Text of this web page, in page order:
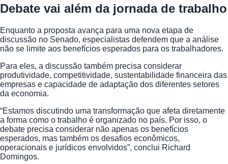
Debate vai além da jornada de trabalho
Enquanto a proposta avança para uma nova etapa de
discussão no Senado, especialistas defendem que a análise
não se limite aos benefícios esperados para os trabalhadores.
Para eles, a discussão também precisa considerar
produtividade, competitividade, sustentabilidade financeira das
empresas e capacidade de adaptação dos diferentes setores
da economia.
“Estamos discutindo uma transformação que afeta diretamente
a forma como o trabalho é organizado no país. Por isso, o
debate precisa considerar não apenas os benefícios
esperados, mas também os desafios econômicos,
operacionais e jurídicos envolvidos”, conclui Richard
Domingos.